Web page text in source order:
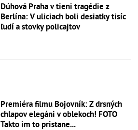
Dúhová Praha v tieni tragédie z
Berlína: V uliciach boli desiatky tisíc
ľudí a stovky policajtov
Premiéra filmu Bojovník: Z drsných
chlapov elegáni v oblekoch! FOTO
Takto im to pristane...